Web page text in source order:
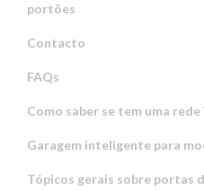
portões
Contacto
FAQs
Como saber se tem uma rede
Garagem inteligente para
Tópicos gerais sobre portas